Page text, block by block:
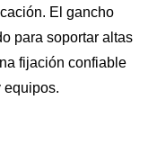
El gancho
para soportar altas
fijación confiable
equipos.